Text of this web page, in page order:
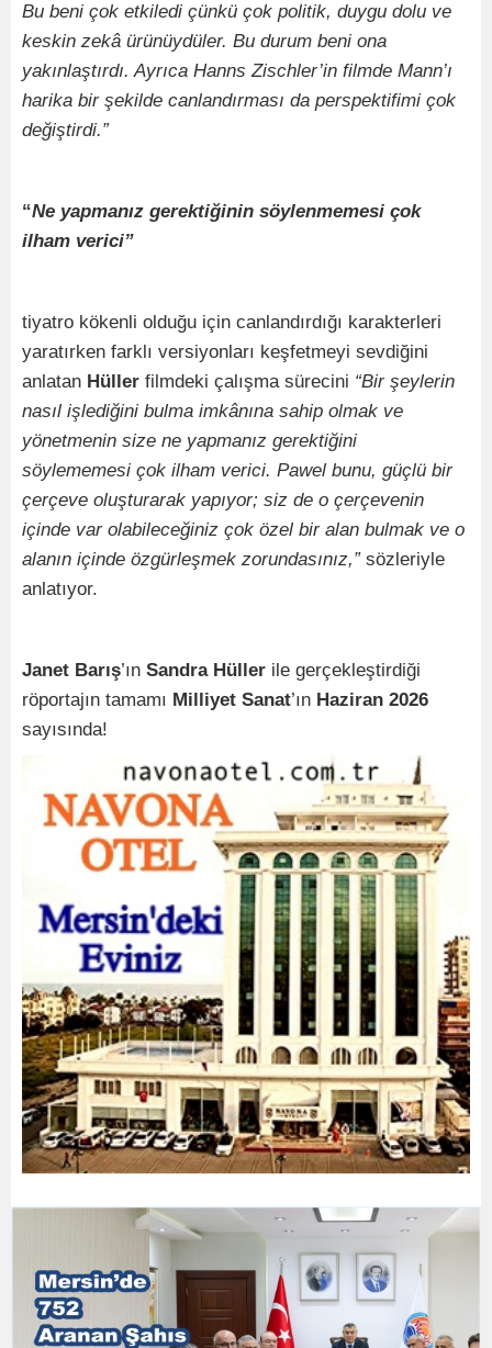
Bu beni çok etkiledi çünkü çok politik, duygu dolu ve
keskin zekâ ürünüydüler. Bu durum beni ona
yakınlaştırdı. Ayrıca Hanns Zischler’in filmde Mann’ı
harika bir şekilde canlandırması da perspektifimi çok
değiştirdi.”
“Ne yap­manız gerektiğinin söylenmemesi çok
ilham verici”
tiyatro kökenli olduğu için canlandırdığı karakterleri
yaratırken farklı ver­siyonları keşfetmeyi sevdiğini
anlatan Hüller filmdeki çalışma sürecini “Bir şeylerin
nasıl işlediğini bulma imkânına sahip olmak ve
yönetmenin size ne yap­manız gerektiğini
söylememesi çok ilham verici. Pawel bunu, güçlü bir
çerçeve oluşturarak yapıyor; siz de o çer­çevenin
içinde var olabileceğiniz çok özel bir alan bul­mak ve o
alanın içinde özgürleşmek zorundasınız,” sözleriyle
anlatıyor.
Janet Barış’ın Sandra Hüller ile gerçekleştirdiği
röportajın tamamı Milliyet Sanat’ın Haziran 2026
sayısında!